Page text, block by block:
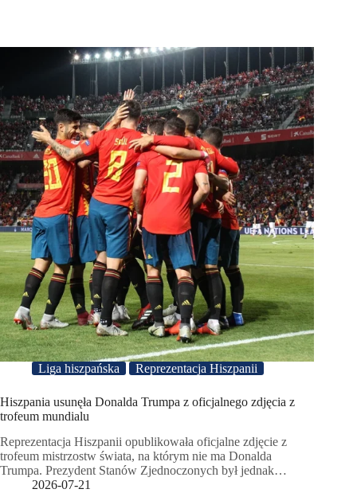
Liga hiszpańska Reprezentacja Hiszpanii
Hiszpania usunęła Donalda Trumpa z oficjalnego zdjęcia z
trofeum mundialu
Reprezentacja Hiszpanii opublikowała oficjalne zdjęcie z
trofeum mistrzostw świata, na którym nie ma Donalda
Trumpa. Prezydent Stanów Zjednoczonych był jednak…
2026-07-21